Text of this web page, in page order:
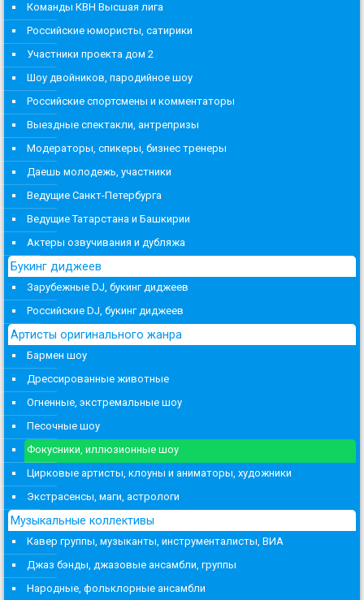
Команды КВН Высшая лига
Российские юмористы, сатирики
Участники проекта дом 2
Шоу двойников, пародийное шоу
Российские спортсмены и комментаторы
Выездные спектакли, антрепризы
Модераторы, спикеры, бизнес тренеры
Даешь молодежь, участники
Ведущие Санкт-Петербурга
Ведущие Татарстана и Башкирии
Актеры озвучивания и дубляжа
Букинг диджеев
Зарубежные DJ, букинг диджеев
Российские DJ, букинг диджеев
Артисты оригинального жанра
Бармен шоу
Дрессированные животные
Огненные, экстремальные шоу
Песочные шоу
Фокусники, иллюзионные шоу
Цирковые артисты, клоуны и аниматоры, художники
Экстрасенсы, маги, астрологи
Музыкальные коллективы
Кавер группы, музыканты, инструменталисты, ВИА
Джаз бэнды, джазовые ансамбли, группы
Народные, фольклорные ансамбли